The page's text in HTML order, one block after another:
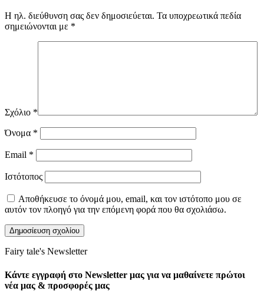
Η ηλ. διεύθυνση σας δεν δημοσιεύεται. Τα υποχρεωτικά πεδία
σημειώνονται με *
Σχόλιο *
Όνομα *
Email *
Ιστότοπος
Αποθήκευσε το όνομά μου, email, και τον ιστότοπο μου σε
αυτόν τον πλοηγό για την επόμενη φορά που θα σχολιάσω.
Fairy tale's Newsletter
Κάντε εγγραφή στο Newsletter μας για να μαθαίνετε πρώτοι
νέα μας & προσφορές μας